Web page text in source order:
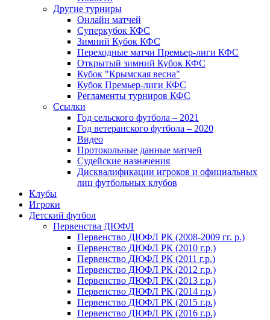
Другие турниры
Онлайн матчей
Суперкубок КФС
Зимний Кубок КФС
Переходные матчи Премьер-лиги КФС
Открытый зимний Кубок КФС
Кубок "Крымская весна"
Кубок Премьер-лиги КФС
Регламенты турниров КФС
Ссылки
Год сельского футбола – 2021
Год ветеранского футбола – 2020
Видео
Протокольные данные матчей
Судейские назначения
Дисквалификации игроков и официальных
лиц футбольных клубов
Клубы
Игроки
Детский футбол
Первенства ДЮФЛ
Первенство ДЮФЛ РК (2008-2009 гг. р.)
Первенство ДЮФЛ РК (2010 г.р.)
Первенство ДЮФЛ РК (2011 г.р.)
Первенство ДЮФЛ РК (2012 г.р.)
Первенство ДЮФЛ РК (2013 г.р.)
Первенство ДЮФЛ РК (2014 г.р.)
Первенство ДЮФЛ РК (2015 г.р.)
Первенство ДЮФЛ РК (2016 г.р.)